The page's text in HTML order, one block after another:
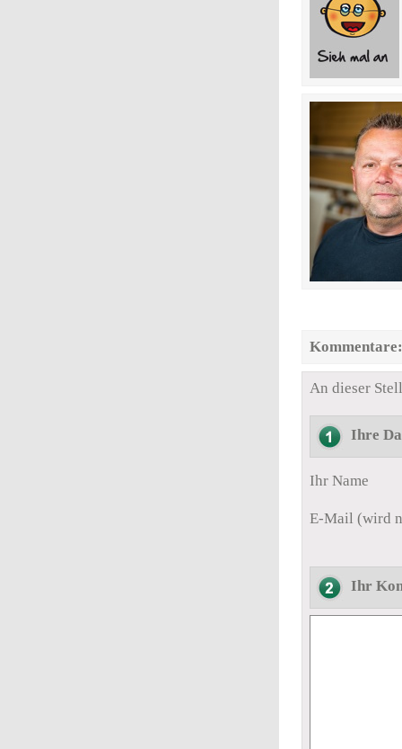
Kommentare:
An dieser
Ihre
Ihr Name
E-Mail (wird
Ihr